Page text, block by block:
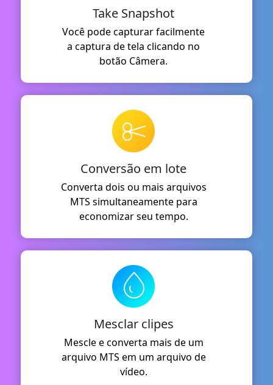
Take Snapshot
Você pode capturar facilmente
a captura de tela clicando no
botão Câmera.
Conversão em lote
Converta dois ou mais arquivos
MTS simultaneamente para
economizar seu tempo.
Mesclar clipes
Mescle e converta mais de um
arquivo MTS em um arquivo de
vídeo.